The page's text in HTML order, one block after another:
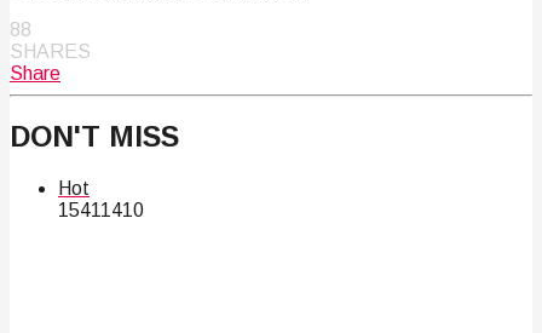
88
SHARES
Share
DON'T MISS
Hot
15411410